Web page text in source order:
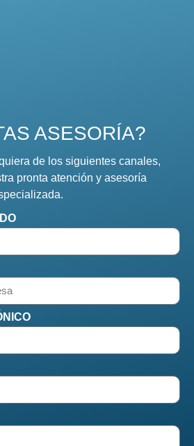
ASESORÍA?
de los siguientes canales,
pronta atención y asesoría